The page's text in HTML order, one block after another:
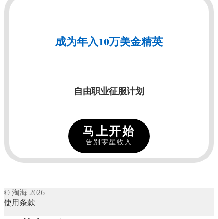
成为年入10万美金精英
自由职业征服计划
马上开始
告别零星收入
© 淘海 2026
使用条款.